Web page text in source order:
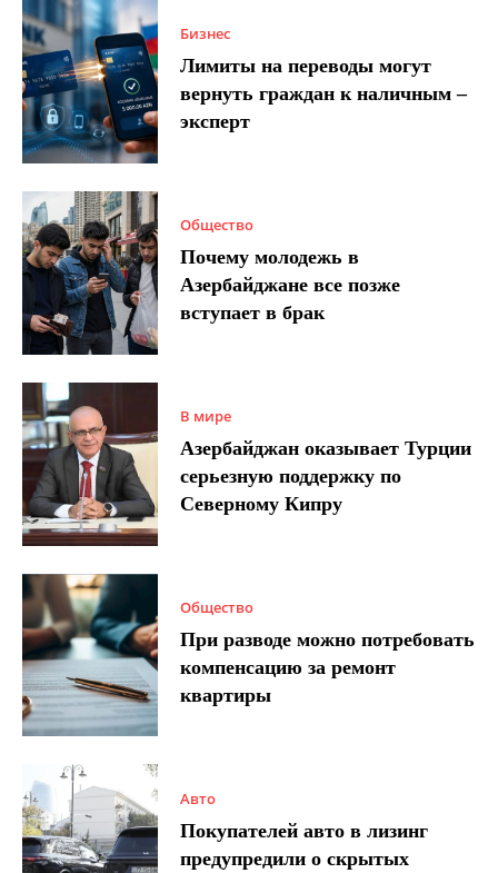
Бизнес
Лимиты на переводы могут
вернуть граждан к наличным –
эксперт
Общество
Почему молодежь в
Азербайджане все позже
вступает в брак
В мире
Азербайджан оказывает Турции
серьезную поддержку по
Северному Кипру
Общество
При разводе можно потребовать
компенсацию за ремонт
квартиры
Авто
Покупателей авто в лизинг
предупредили о скрытых